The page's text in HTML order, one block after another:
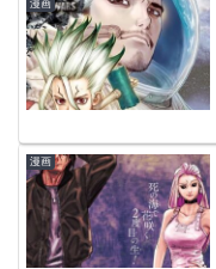
漫画
漫画